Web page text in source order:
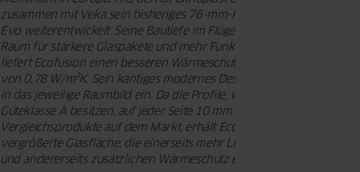
zusammen mit Veka sein bisheriges 76-mm-Fenstersystem Konzept
Evo weiterentwickelt. Seine Bautiefe im Flügel von 80 mm bietet
Raum für stärkere Glaspakete und mehr Funktionsgläser. In der Folge
liefert Ecofusion einen besseren Wärmeschutz mit einem Uw-Wert
von 0,78 W/m²K. Sein kantiges modernes Design fügt sich ästhetisch
in das jeweilige Raumbild ein. Da die Profile, welche die höchste RAL-
Güteklasse A besitzen, auf jeder Seite 10 mm niedriger sind als
Vergleichsprodukte auf dem Markt, erhält Ecofusion eine
vergrößerte Glasfläche, die einerseits mehr Licht in die Zimmer lässt
und andererseits zusätzlichen Wärmeschutz ermöglicht.